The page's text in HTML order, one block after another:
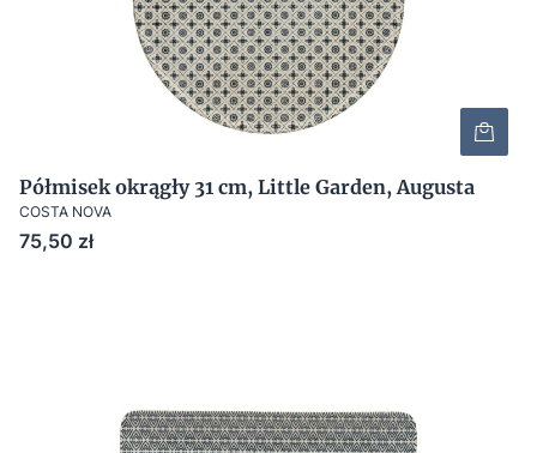
Półmisek okrągły 31 cm, Little Garden, Augusta
COSTA NOVA
Cena
75,50 zł